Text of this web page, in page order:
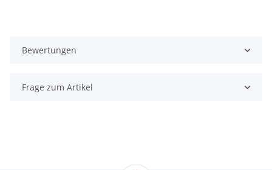
Bewertungen
Frage zum Artikel